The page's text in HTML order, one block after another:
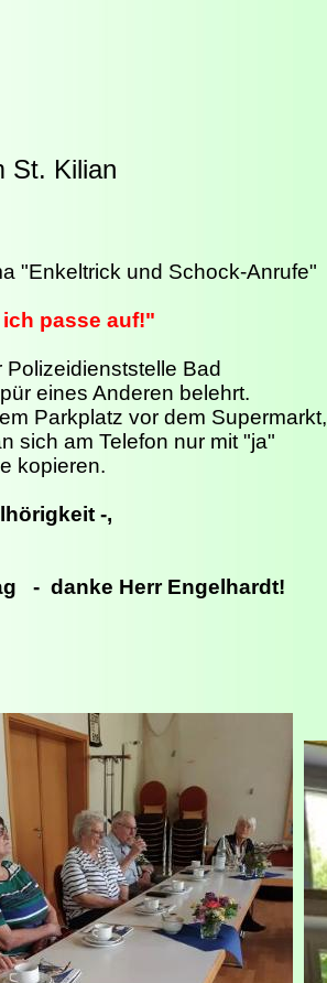
St. Kilian
"Enkeltrick und Schock-Anrufe"
passe auf!"
Polizeidienststelle Bad
eines Anderen belehrt.
Parkplatz vor dem Supermarkt,
sich am Telefon nur mit "ja"
kopieren.
-,
- danke Herr Engelhardt!